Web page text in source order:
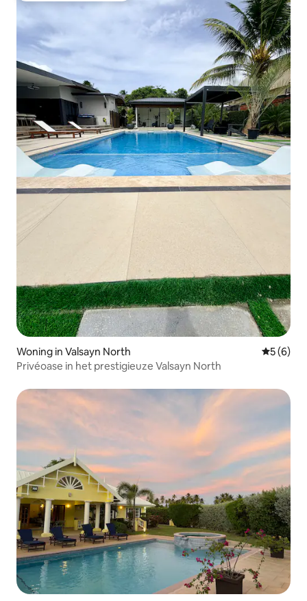
Woning in Valsayn North
5 (6)
Privéoase in het prestigieuze Valsayn North